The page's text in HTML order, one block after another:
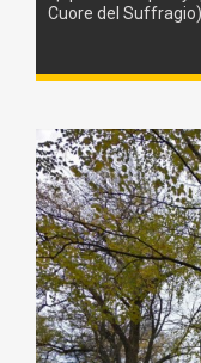
Cuore del